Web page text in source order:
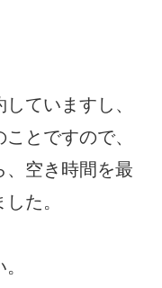
ていますし、
とですので、
、空き時間を最
た。